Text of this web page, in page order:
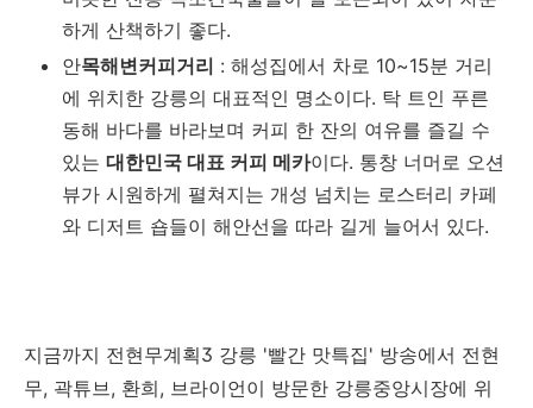
하게 산책하기 좋다.
안목해변커피거리 : 해성집에서 차로 10~15분 거리
에 위치한 강릉의 대표적인 명소이다. 탁 트인 푸른
동해 바다를 바라보며 커피 한 잔의 여유를 즐길 수
있는 대한민국 대표 커피 메카이다. 통창 너머로 오션
뷰가 시원하게 펼쳐지는 개성 넘치는 로스터리 카페
와 디저트 숍들이 해안선을 따라 길게 늘어서 있다.
지금까지 전현무계획3 강릉 '빨간 맛특집' 방송에서 전현
무, 곽튜브, 환희, 브라이언이 방문한 강릉중앙시장에 위